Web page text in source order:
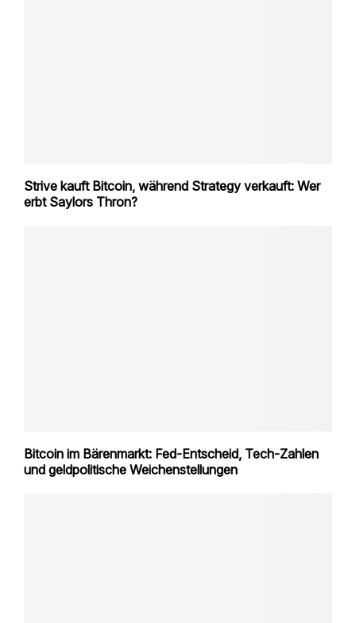
Strive kauft Bitcoin, während Strategy verkauft: Wer
erbt Saylors Thron?
Bitcoin im Bärenmarkt: Fed-Entscheid, Tech-Zahlen
und geldpolitische Weichenstellungen